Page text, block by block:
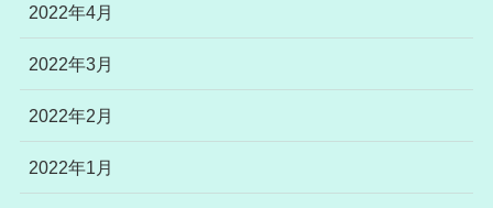
2022年4月
2022年3月
2022年2月
2022年1月